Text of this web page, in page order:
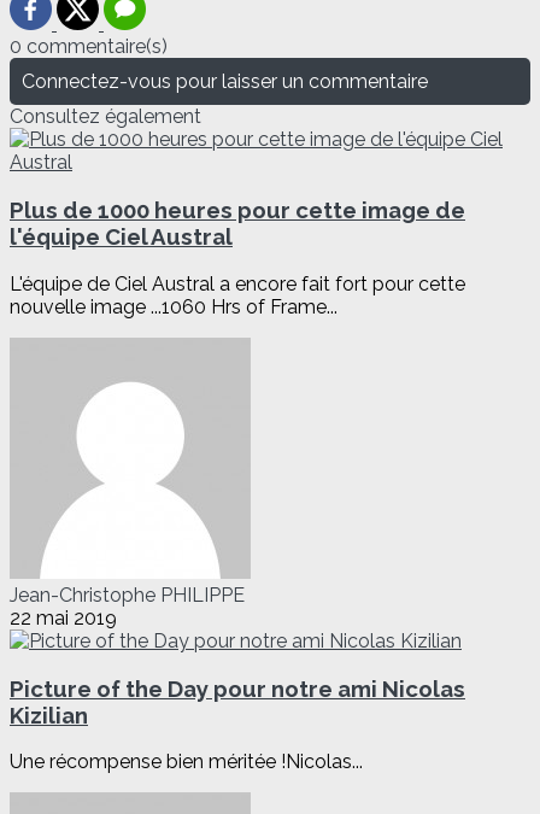
0 commentaire(s)
Connectez-vous pour laisser un commentaire
Consultez également
Plus de 1000 heures pour cette image de
l'équipe Ciel Austral
L'équipe de Ciel Austral a encore fait fort pour cette
nouvelle image ...1060 Hrs of Frame...
Jean-Christophe PHILIPPE
22 mai 2019
Picture of the Day pour notre ami Nicolas
Kizilian
Une récompense bien méritée !Nicolas...